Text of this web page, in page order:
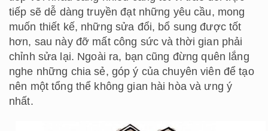
tiếp sẽ dễ dàng truyền đạt những yêu cầu, mong
muốn thiết kế, những sửa đổi, bổ sung được tốt
hơn, sau này đỡ mất công sức và thời gian phải
chỉnh sửa lại. Ngoài ra, bạn cũng đừng quên lắng
nghe những chia sẻ, góp ý của chuyên viên để tạo
nên một tổng thể không gian hài hòa và ưng ý
nhất.